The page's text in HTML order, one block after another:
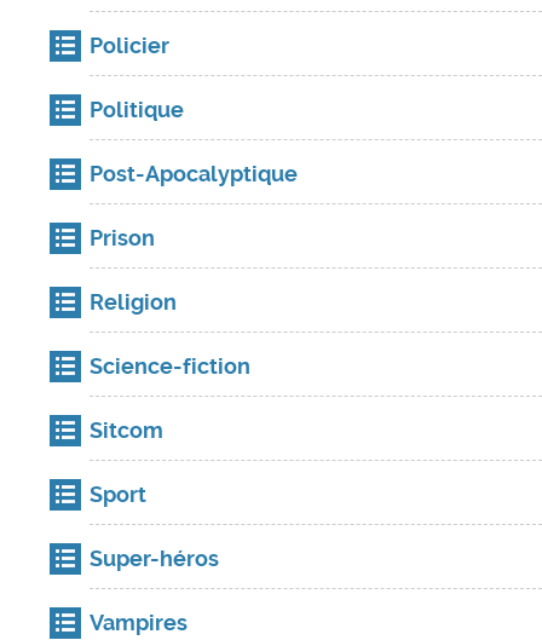
Policier
Politique
Post-Apocalyptique
Prison
Religion
Science-fiction
Sitcom
Sport
Super-héros
Vampires